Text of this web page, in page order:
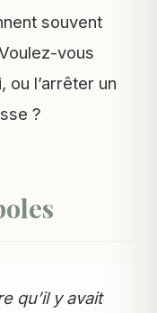
souvent
vous
ou l’arrêter un
?
qu’il y avait